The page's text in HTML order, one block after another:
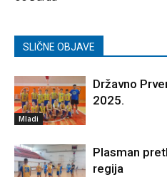
SLIČNE OBJAVE
Mladi
Državno
2025.
Plasman
regija